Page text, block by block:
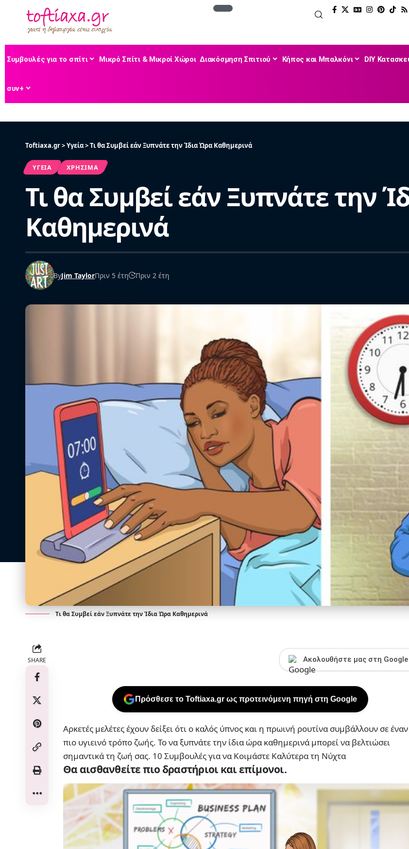
Συμβουλές για το σπίτι Μικρό Σπίτι & Μικροί Χώροι Διακόσμηση Σπιτιού Κήπος και Μπαλκόνι DIY
συν+
Toftiaxa.gr>Υγεία>Τι θα Συμβεί εάν Ξυπνάτε την Ίδια Ώρα Καθημερινά
ΥΓΕΊΑ ΧΡΉΣΙΜΑ
Τι θα Συμβεί εάν Ξυπνάτε την
Καθημερινά
ByJim TaylorΠριν 5 έτη Πριν 2 έτη
Τι θα Συμβεί εάν Ξυπνάτε την Ίδια Ώρα Καθημερινά
SHARE Ακολουθήστε μας στη Google
Πρόσθεσε το Toftiaxa.gr ως προτεινόμενη πηγή στη Google
Αρκετές μελέτες έχουν δείξει ότι ο καλός ύπνος και η πρωινή ρουτίνα συμβάλλουν σε έναν
πιο υγιεινό τρόπο ζωής. Το να ξυπνάτε την ίδια ώρα καθημερινά μπορεί να βελτιώσει
σημαντικά τη ζωή σας. 10 Συμβουλές για να Κοιμάστε Καλύτερα τη Νύχτα
Θα αισθανθείτε πιο δραστήριοι και επίμονοι.